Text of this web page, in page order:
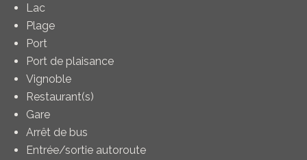
Lac
Plage
Port
Port de plaisance
Vignoble
Restaurant(s)
Gare
Arrêt de bus
Entrée/sortie autoroute